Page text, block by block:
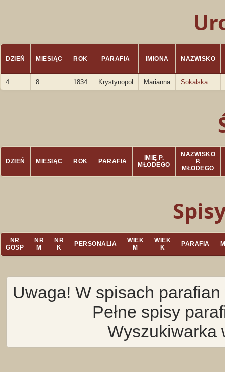
DZIEŃ MIESIĄC ROK PARAFIA IMIONA NAZWISKO
4 8 1834 Krystynopol Marianna Sokalska
DZIEŃ MIESIĄC ROK PARAFIA
IMIĘ P.
MŁODEGO
NAZWISKO
P.
MŁODEGO
NR
GOSP
NR
M
NR
K
PERSONALIA
WIEK
M
WIEK
K
PARAFIA
Uwaga! W spisach
Pełne spisy
Wyszukiwarka